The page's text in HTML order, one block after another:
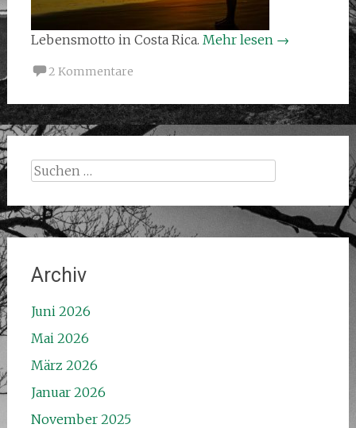
Lebensmotto in Costa Rica. Mehr lesen →
2 Kommentare
Suchen
nach:
Archiv
Juni 2026
Mai 2026
März 2026
Januar 2026
November 2025